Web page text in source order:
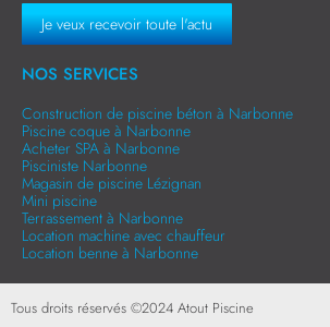
Je veux recevoir toute l'actu
NOS SERVICES
Construction de piscine béton à Narbonne
Piscine coque à Narbonne
Acheter SPA à Narbonne
Pisciniste Narbonne
Magasin de piscine Lézignan
Mini piscine
Terrassement à Narbonne
Location machine avec chauffeur
Location benne à Narbonne
Tous droits réservés ©2024 Atout Piscine